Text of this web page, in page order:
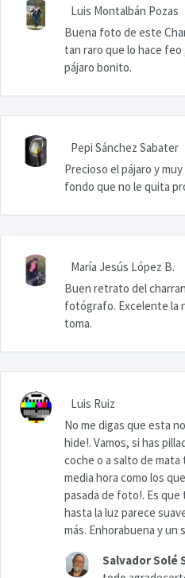
Luis Montalbán Pozas
Buena foto de este
tan raro que lo hace feo
pájaro bonito.
Pepi Sánchez Sabater
Precioso el pájaro y
fondo que no le quita
María Jesús López B.
Buen retrato del
fotógrafo. Excelente la
toma.
Luis Ruiz
No me digas que esta
hide!. Vamos, si has
coche o a salto de
media hora como los
pasada de foto!. Es
hasta la luz parece
más. Enhorabuena y un
Salvador Solé